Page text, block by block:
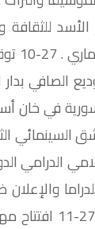
الإعلامي